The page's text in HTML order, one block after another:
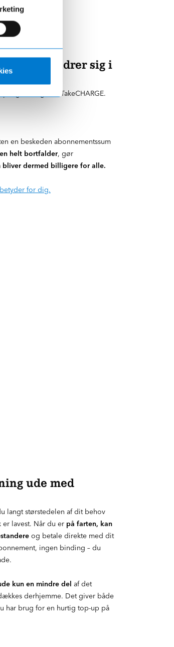
– hvad ændrer sig i
tilbage fra TakeCHARGE.
en beskeden abonnementssum
helt bortfalder, gør
bliver dermed billigere for alle.
for dig.
ude med
langt størstedelen af dit behov
lavest. Når du er på farten, kan
og betale direkte med dit
ingen binding – du
kun en mindre del af det
derhjemme. Det giver både
har brug for en hurtig top-up på